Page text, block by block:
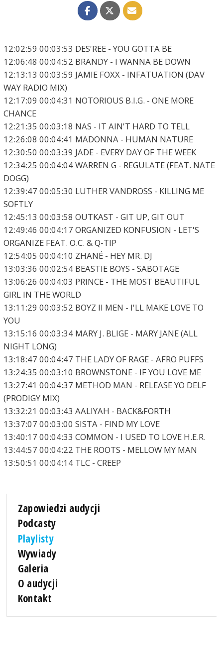
12:02:59 00:03:53 DES'REE - YOU GOTTA BE
12:06:48 00:04:52 BRANDY - I WANNA BE DOWN
12:13:13 00:03:59 JAMIE FOXX - INFATUATION (DAV
WAY RADIO MIX)
12:17:09 00:04:31 NOTORIOUS B.I.G. - ONE MORE
CHANCE
12:21:35 00:03:18 NAS - IT AIN'T HARD TO TELL
12:26:08 00:04:41 MADONNA - HUMAN NATURE
12:30:50 00:03:39 JADE - EVERY DAY OF THE WEEK
12:34:25 00:04:04 WARREN G - REGULATE (FEAT. NATE
DOGG)
12:39:47 00:05:30 LUTHER VANDROSS - KILLING ME
SOFTLY
12:45:13 00:03:58 OUTKAST - GIT UP, GIT OUT
12:49:46 00:04:17 ORGANIZED KONFUSION - LET'S
ORGANIZE FEAT. O.C. & Q-TIP
12:54:05 00:04:10 ZHANÉ - HEY MR. DJ
13:03:36 00:02:54 BEASTIE BOYS - SABOTAGE
13:06:26 00:04:03 PRINCE - THE MOST BEAUTIFUL
GIRL IN THE WORLD
13:11:29 00:03:52 BOYZ II MEN - I'LL MAKE LOVE TO
YOU
13:15:16 00:03:34 MARY J. BLIGE - MARY JANE (ALL
NIGHT LONG)
13:18:47 00:04:47 THE LADY OF RAGE - AFRO PUFFS
13:24:35 00:03:10 BROWNSTONE - IF YOU LOVE ME
13:27:41 00:04:37 METHOD MAN - RELEASE YO DELF
(PRODIGY MIX)
13:32:21 00:03:43 AALIYAH - BACK&FORTH
13:37:07 00:03:00 SISTA - FIND MY LOVE
13:40:17 00:04:33 COMMON - I USED TO LOVE H.E.R.
13:44:57 00:04:22 THE ROOTS - MELLOW MY MAN
13:50:51 00:04:14 TLC - CREEP
Zapowiedzi audycji
Podcasty
Playlisty
Wywiady
Galeria
O audycji
Kontakt